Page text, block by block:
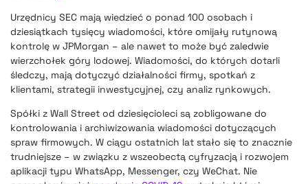
Urzędnicy SEC mają wiedzieć o ponad 100 osobach i
dziesiątkach tysięcy wiadomości, które omijały rutynową
kontrolę w JPMorgan – ale nawet to może być zaledwie
wierzchołek góry lodowej. Wiadomości, do których dotarli
śledczy, mają dotyczyć działalności firmy, spotkań z
klientami, strategii inwestycyjnej, czy analiz rynkowych.
Spółki z Wall Street od dziesięcioleci są zobligowane do
kontrolowania i archiwizowania wiadomości dotyczących
spraw firmowych. W ciągu ostatnich lat stało się to znacznie
trudniejsze – w związku z wszeobectą cyfryzacją i rozwojem
aplikacji typu WhatsApp, Messenger, czy WeChat. Nie